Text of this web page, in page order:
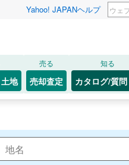
Yahoo! JAPANヘルプ
土地
売る
売却査定
知る
カタログ/質問